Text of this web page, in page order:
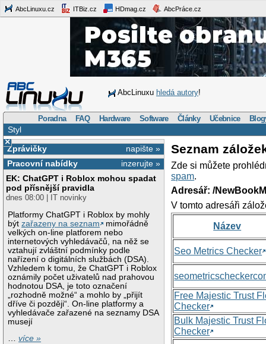
AbcLinuxu.cz ITBiz.cz HDmag.cz AbcPráce.cz
AbcLinuxu hledá autory!
Poradna FAQ Hardware Software Články Učebnice
Styl
×
napište »
Zprávičky
inzerujte »
Pracovní nabídky
EK: ChatGPT i Roblox mohou spadat
pod přísnější pravidla
dnes 08:00 | IT novinky
Platformy ChatGPT i Roblox by mohly
býtzařazeny na seznam
mimořádně
velkých on-line platforem nebo
internetových vyhledávačů, na něž se
vztahují zvláštní podmínky podle
nařízení o digitálních službách (DSA).
Vzhledem k tomu, že ChatGPT i Roblox
oznámily počet uživatelů nad prahovou
hodnotou DSA, je toto označení
„rozhodně možné“ a mohlo by „přijít
dříve či později“. On-line platformy a
vyhledávače zařazené na seznamy DSA
musejí
…více »
Seznam
Zde si můžete
spam.
Adresář: /
V tomto adresáři
Název
Seo Metrics Checker
Free Majestic Trust
Checker
Bulk Majestic Trust
Checker